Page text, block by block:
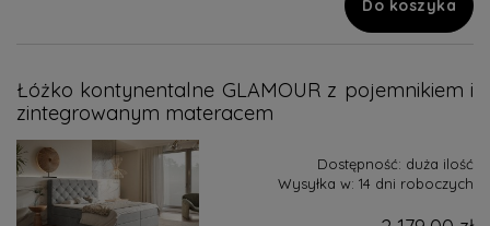
Do koszyka
Łóżko kontynentalne GLAMOUR z pojemnikiem i
zintegrowanym materacem
Dostępność: duża ilość
Wysyłka w: 14 dni roboczych